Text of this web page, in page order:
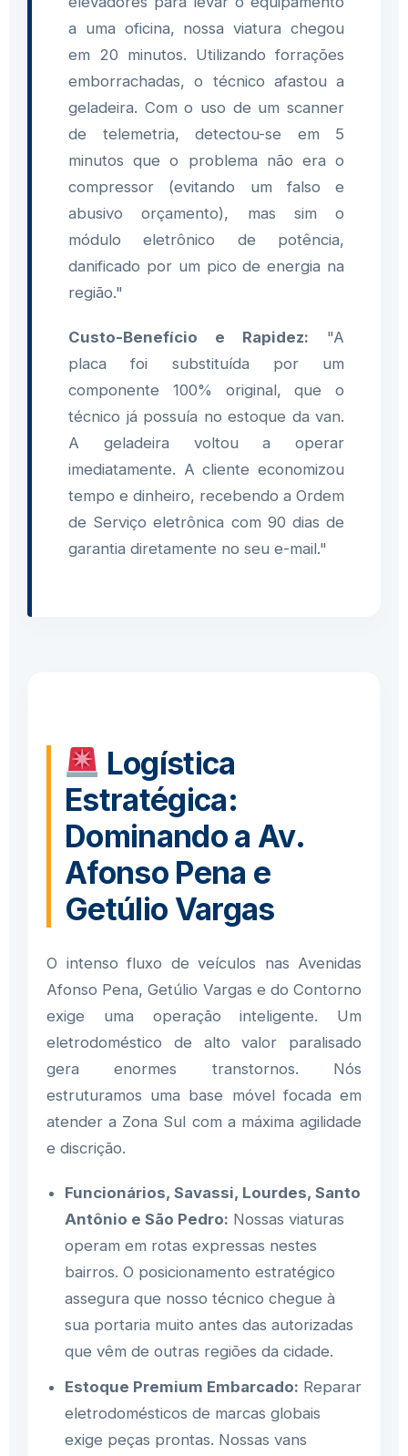
a uma oficina, nossa viatura chegou
em 20 minutos. Utilizando forrações
emborrachadas, o técnico afastou a
geladeira. Com o uso de um scanner
de telemetria, detectou-se em 5
minutos que o problema não era o
compressor (evitando um falso e
abusivo orçamento), mas sim o
módulo eletrônico de potência,
danificado por um pico de energia na
região."
Custo-Benefício e Rapidez: "A
placa foi substituída por um
componente 100% original, que o
técnico já possuía no estoque da van.
A geladeira voltou a operar
imediatamente. A cliente economizou
tempo e dinheiro, recebendo a Ordem
de Serviço eletrônica com 90 dias de
garantia diretamente no seu e-mail."
Logística
Estratégica:
Dominando a Av.
Afonso Pena e
Getúlio Vargas
O intenso fluxo de veículos nas Avenidas
Afonso Pena, Getúlio Vargas e do Contorno
exige uma operação inteligente. Um
eletrodoméstico de alto valor paralisado
gera enormes transtornos. Nós
estruturamos uma base móvel focada em
atender a Zona Sul com a máxima agilidade
e discrição.
Funcionários, Savassi, Lourdes, Santo
Antônio e São Pedro: Nossas viaturas
operam em rotas expressas nestes
bairros. O posicionamento estratégico
assegura que nosso técnico chegue à
sua portaria muito antes das autorizadas
que vêm de outras regiões da cidade.
Estoque Premium Embarcado: Reparar
eletrodomésticos de marcas globais
exige peças prontas. Nossas vans